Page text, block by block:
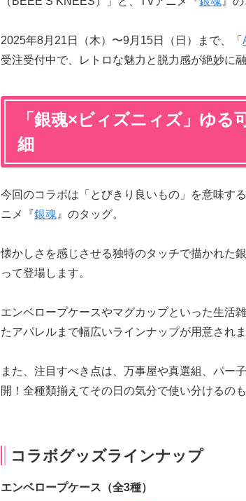
2025年8月21日（木）〜9月15日（日）まで、「
受注受付中で、レトロな魅力と脱力感が絶妙に
「銀魂×ビィズニィズ」ゆる
細
今回のコラボは「とびきり良いもの」を意味す
ニメ『銀魂 』のタッグ。
懐かしさを感じさせる独特のタッチで描かれた
って登場します。
エンベロープケースやマグカップといった生活
たアパレルまで幅広いラインナップが用意されま
また、注目すべき点は、万事屋や真選組、パー
開！全種類揃えてその日の気分で使い分けるの
コラボグッズラインナップ
エンベロープケース（全3種）